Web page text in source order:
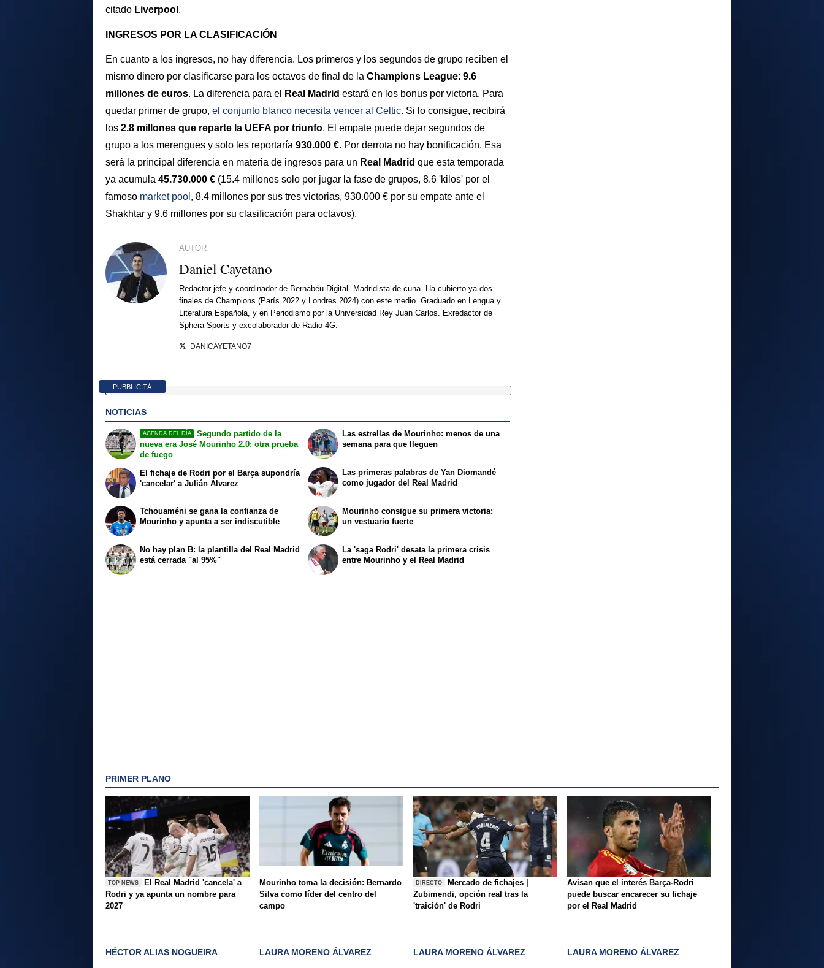
citado Liverpool .
INGRESOS POR LA CLASIFICACIÓN
En cuanto a los ingresos, no hay diferencia. Los primeros y los segundos de grupo reciben el
mismo dinero por clasificarse para los octavos de final de la Champions League: 9.6
millones de euros. La diferencia para el Real Madrid estará en los bonus por victoria. Para
quedar primer de grupo, el conjunto blanco necesita vencer al Celtic. Si lo consigue, recibirá
los 2.8 millones que reparte la UEFA por triunfo. El empate puede dejar segundos de
grupo a los merengues y solo les reportaría 930.000 €. Por derrota no hay bonificación. Esa
será la principal diferencia en materia de ingresos para un Real Madrid que esta temporada
ya acumula 45.730.000 € (15.4 millones solo por jugar la fase de grupos, 8.6 'kilos' por el
famoso market pool , 8.4 millones por sus tres victorias, 930.000 € por su empate ante el
Shakhtar y 9.6 millones por su clasificación para octavos).
AUTOR
Daniel Cayetano
Redactor jefe y coordinador de Bernabéu Digital. Madridista de cuna. Ha cubierto ya dos
finales de Champions (París 2022 y Londres 2024) con este medio. Graduado en Lengua y
Literatura Española, y en Periodismo por la Universidad Rey Juan Carlos. Exredactor de
Sphera Sports y excolaborador de Radio 4G.
DANICAYETANO7
PUBBLICITÀ
NOTICIAS
AGENDA DEL DÍA
Segundo partido de la
nueva era José Mourinho 2.0: otra prueba
de fuego
El fichaje de Rodri por el Barça supondría
'cancelar' a Julián Álvarez
Las estrellas de Mourinho: menos de una
semana para que lleguen
Las primeras palabras de Yan Diomandé
como jugador del Real Madrid
Tchouaméni se gana la confianza de
Mourinho y apunta a ser indiscutible
No hay plan B: la plantilla del Real Madrid
está cerrada "al 95%"
Mourinho consigue su primera victoria:
un vestuario fuerte
La 'saga Rodri' desata la primera crisis
entre Mourinho y el Real Madrid
PRIMER PLANO
TOP NEWS
El Real Madrid 'cancela' a
Rodri y ya apunta un nombre para
2027
Mourinho toma la decisión: Bernardo
Silva como líder del centro del
campo
DIRECTO
Mercado de fichajes |
Zubimendi, opción real tras la
'traición' de Rodri
Avisan que el interés Barça-Rodri
puede buscar encarecer su fichaje
por el Real Madrid
HÉCTOR ALIAS NOGUEIRA LAURA MORENO ÁLVAREZ LAURA MORENO ÁLVAREZ LAURA MORENO ÁLVAREZ